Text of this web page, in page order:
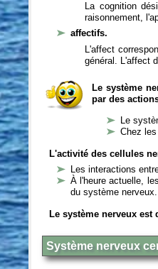
La cognition
raisonnement,
affectifs.
L'affect
général. L'affect
Le système
par des
Le
Chez
L'activité des cellules
Les interactions
À l'heure actuelle,
du système nerveux.
Le système nerveux est
Système nerveux